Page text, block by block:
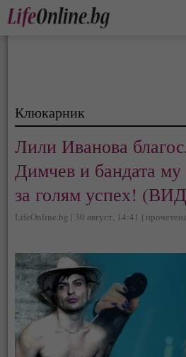
Клюкарник
Лили Иванова
Димчев и бандата
за голям успех!
LifeOnline.bg | 30 август, 14:41 |